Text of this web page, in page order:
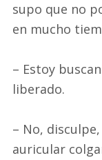
supo que no
en mucho
– Estoy
liberado.
– No,
auricular